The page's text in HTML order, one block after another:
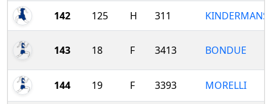
142 125 H 311 KINDERMANS
143 18 F 3413 BONDUE
144 19 F 3393 MORELLI